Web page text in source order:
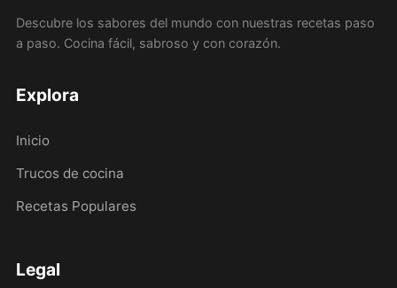
Descubre los sabores del mundo con nuestras recetas paso
a paso. Cocina fácil, sabroso y con corazón.
Explora
Inicio
Trucos de cocina
Recetas Populares
Legal